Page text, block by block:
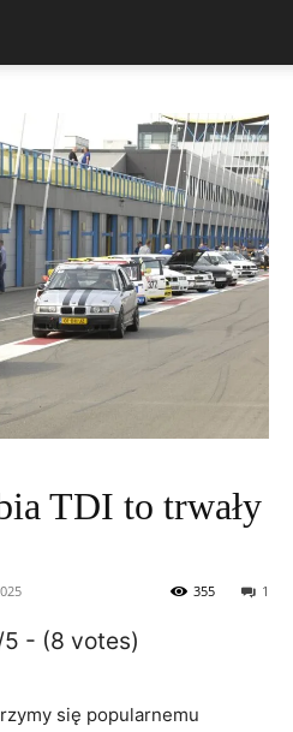
TDI to trwały
1
355
5 - (8 votes)
się popularnemu